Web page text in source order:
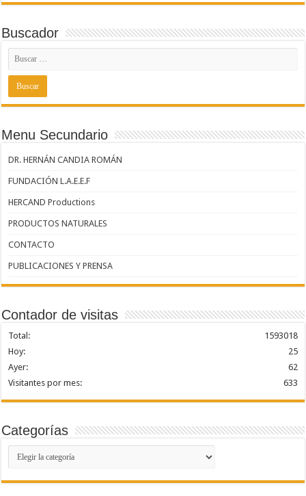
Buscador
Menu Secundario
DR. HERNÁN CANDIA ROMÁN
FUNDACIÓN L.A.E.E.F
HERCAND Productions
PRODUCTOS NATURALES
CONTACTO
PUBLICACIONES Y PRENSA
Contador de visitas
1593018
Total:
25
Hoy:
62
Ayer:
633
Visitantes por mes:
Categorías
Categorías